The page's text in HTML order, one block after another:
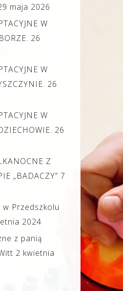
maja 2026
W
26
W
26
W
26
Z
„BADACZY” 7
w Przedszkolu
2024
z panią
2 kwietnia